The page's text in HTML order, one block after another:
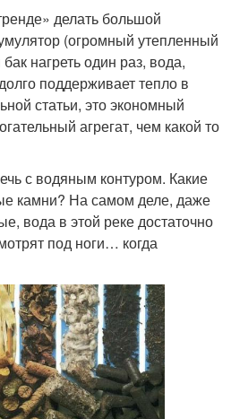
делать большой
(огромный утепленный
нагреть один раз, вода,
поддерживает тепло в
статьи, это экономный
агрегат, чем какой то
с водяным контуром. Какие
камни? На самом деле, даже
вода в этой реке достаточно
под ноги… когда